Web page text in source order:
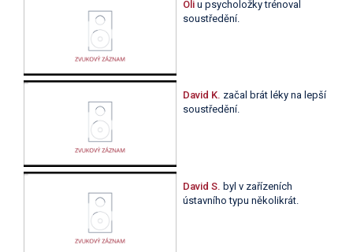
Oli u psycholožky trénoval
soustředění.
David K. začal brát léky na lepší
soustředění.
David S. byl v zařízeních
ústavního typu několikrát.